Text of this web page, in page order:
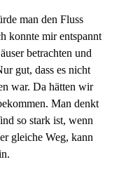
man den Fluss
konnte mir entspannt
betrachten und
gut, dass es nicht
war. Da hätten wir
Man denkt
so stark ist, wenn
gleiche Weg, kann